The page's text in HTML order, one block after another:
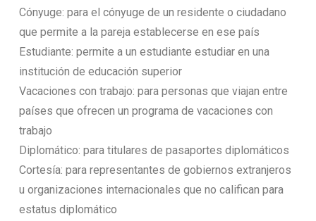
Cónyuge: para el cónyuge de un residente o ciudadano
que permite a la pareja establecerse en ese país
Estudiante: permite a un estudiante estudiar en una
institución de educación superior
Vacaciones con trabajo: para personas que viajan entre
países que ofrecen un programa de vacaciones con
trabajo
Diplomático: para titulares de pasaportes diplomáticos
Cortesía: para representantes de gobiernos extranjeros
u organizaciones internacionales que no califican para
estatus diplomático